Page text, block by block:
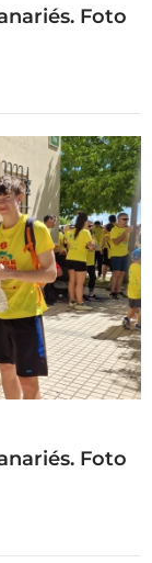
Foto
Foto